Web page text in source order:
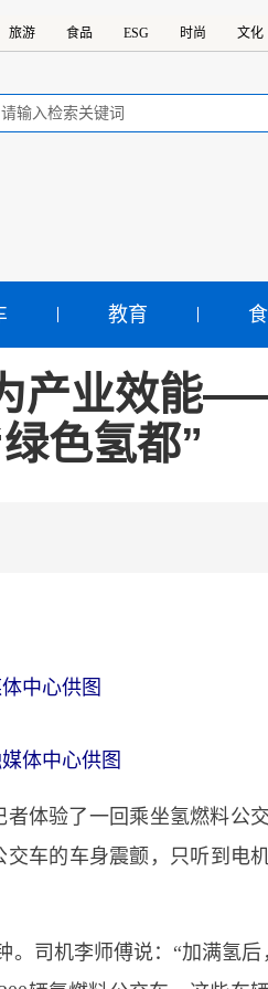
旅游 食品 ESG 时尚 文化
教育
产业效能
色氢都”
中心供图
体中心供图
体验了一回乘坐氢燃料公
车的车身震颤，只听到电
司机李师傅说：“加满氢后